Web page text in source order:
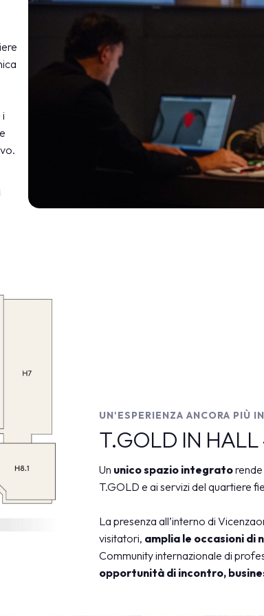
ESPONI
i
UN'ESPERIENZA ANCORA PIÙ
T.GOLD IN HALL
Un unico spazio integrato
T.GOLD e ai servizi del quartiere
La presenza all’interno di
visitatori, amplia le occasioni di
Community internazionale di
opportunità di incontro,